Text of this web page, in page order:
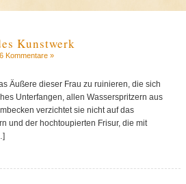
Kunstwerk
6 Kommentare »
Äußere dieser Frau zu ruinieren, die sich
Unterfangen, allen Wasserspritzern aus
verzichtet sie nicht auf das
und der hochtoupierten Frisur, die mit